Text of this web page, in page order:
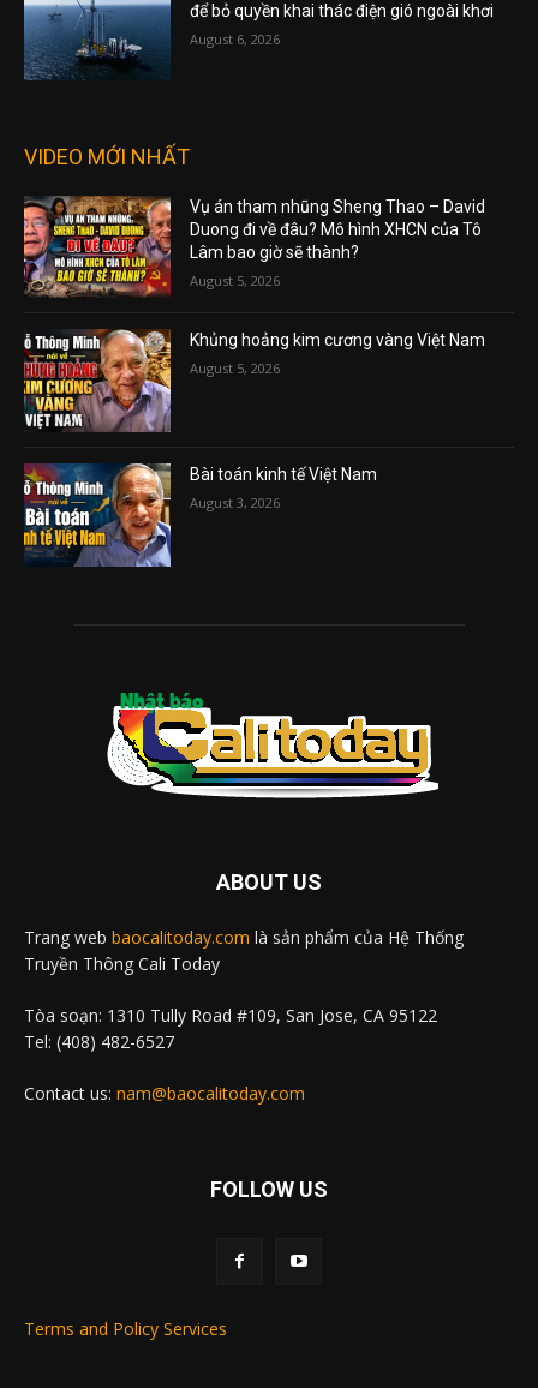
để bỏ quyền khai thác điện gió ngoài khơi
August 6, 2026
VIDEO MỚI NHẤT
Vụ án tham nhũng Sheng Thao – David
Duong đi về đâu? Mô hình XHCN của Tô
Lâm bao giờ sẽ thành?
August 5, 2026
Khủng hoảng kim cương vàng Việt Nam
August 5, 2026
Bài toán kinh tế Việt Nam
August 3, 2026
ABOUT US
Trang web baocalitoday.com là sản phẩm của Hệ Thống
Truyền Thông Cali Today
Tòa soạn: 1310 Tully Road #109, San Jose, CA 95122
Tel: (408) 482-6527
Contact us: nam@baocalitoday.com
FOLLOW US
Terms and Policy Services